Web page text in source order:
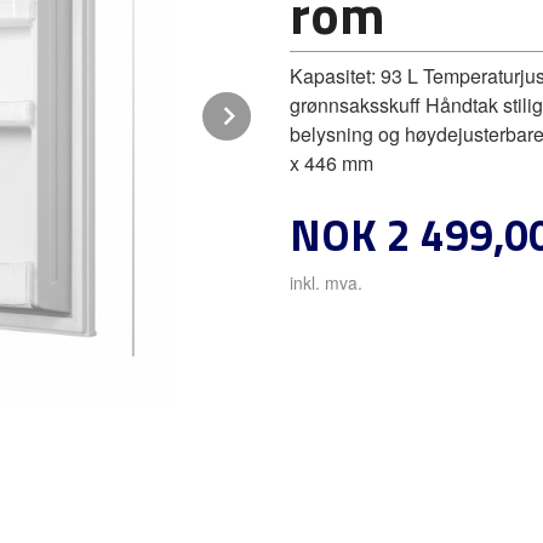
Next
Kapasitet: 93 L
grønnsaksskuff Håndtak
belysning og
x 446 mm
Pris
NOK 2
inkl. mva.